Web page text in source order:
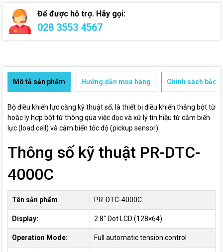
Để được hỗ trợ. Hãy gọi:
028 3553 4567
Mô tả sản phẩm Hướng dẫn mua hàng Chính sách bảo
Bộ điều khiển lực căng kỹ thuật số, là thiết bị điều khiển thắng bột từ
hoặc ly hợp bột từ thông qua việc đọc và xử lý tín hiệu từ cảm biến
lực (load cell) và cảm biến tốc độ (pickup sensor).
Thông số kỹ thuật PR-DTC-
4000C
Tên sản phẩm PR-DTC-4000C
Display: 2.8" Dot LCD (128×64)
Operation Mode: Full automatic tension control